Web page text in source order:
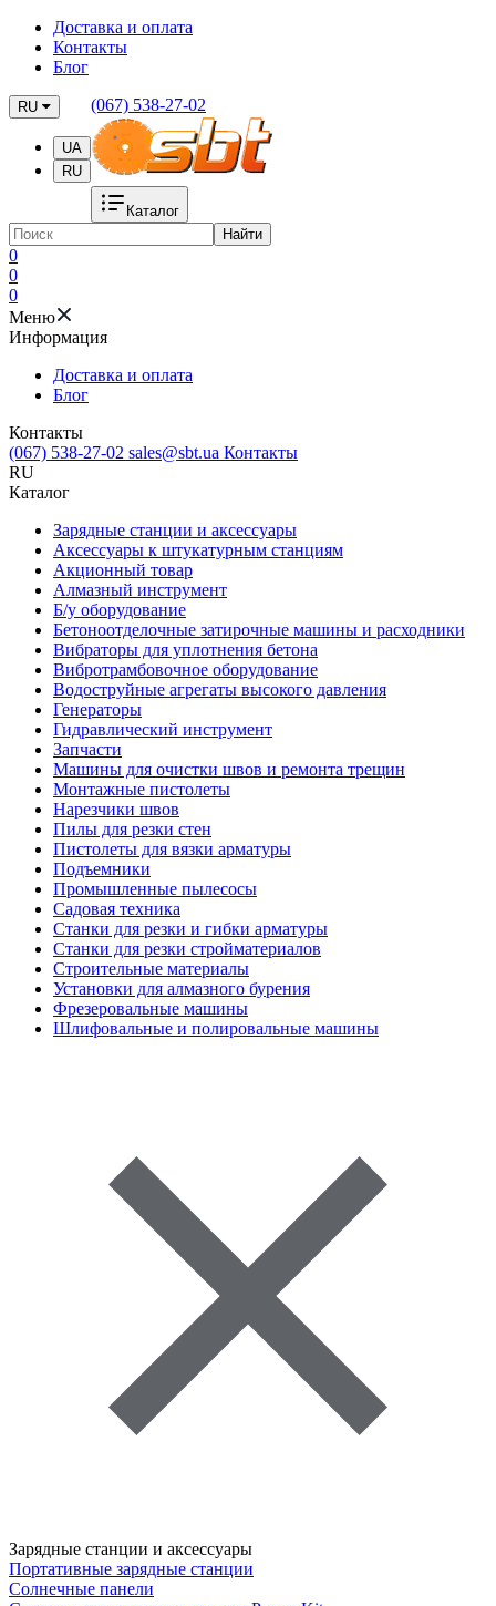
Доставка и оплата
Контакты
Блог
RU
UA
RU
(067) 538-27-02
Каталог
Найти
0
0
0
Меню
Информация
Доставка и оплата
Блог
Контакты
(067) 538-27-02 sales@sbt.ua Контакты
RU
Каталог
Зарядные станции и аксессуары
Аксессуары к штукатурным станциям
Акционный товар
Алмазный инструмент
Б/у оборудование
Бетоноотделочные затирочные машины и расходники
Вибраторы для уплотнения бетона
Вибротрамбовочное оборудование
Водоструйные агрегаты высокого давления
Генераторы
Гидравлический инструмент
Запчасти
Машины для очистки швов и ремонта трещин
Монтажные пистолеты
Нарезчики швов
Пилы для резки стен
Пистолеты для вязки арматуры
Подъемники
Промышленные пылесосы
Садовая техника
Станки для резки и гибки арматуры
Станки для резки стройматериалов
Строительные материалы
Установки для алмазного бурения
Фрезеровальные машины
Шлифовальные и полировальные машины
Зарядные станции и аксессуары
Портативные зарядные станции
Солнечные панели